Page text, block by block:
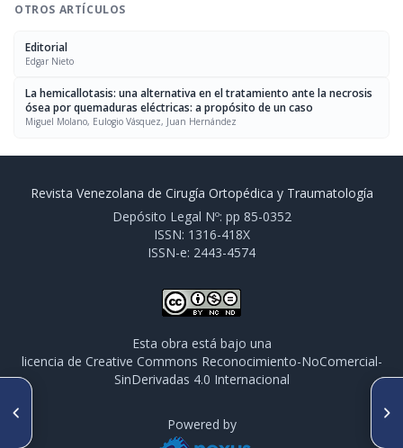
OTROS ARTÍCULOS
Editorial
Edgar Nieto
La hemicallotasis: una alternativa en el tratamiento ante la necrosis
ósea por quemaduras eléctricas: a propósito de un caso
Miguel Molano, Eulogio Vásquez, Juan Hernández
anterior para el tratamiento
formación de hueso único
Revista Venezolana de Cirugía Ortopédica y Traumatología
Depósito Legal Nº: pp 85-0352
ISSN: 1316-418X
ISSN-e: 2443-4574
Esta obra está bajo una
licencia de Creative Commons Reconocimiento-NoComercial-
SinDerivadas 4.0 Internacional
Powered by